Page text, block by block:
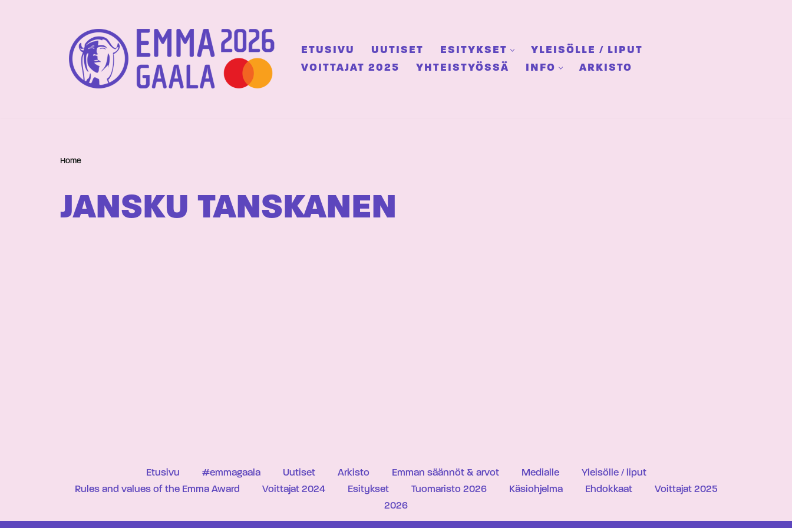
ETUSIVU UUTISET ESITYKSET
YLEISÖLLE / LIPUT
VOITTAJAT 2025
YHTEISTYÖSSÄ INFO ARKISTO
Home
JANSKU TANSKANEN
Etusivu #emmagaala Uutiset Arkisto Emman säännöt & arvot Medialle
Yleisölle / liput
Rules and values of the Emma Award
Voittajat 2024 Esitykset Tuomaristo 2026 Käsiohjelma Ehdokkaat
Voittajat 2025
2026